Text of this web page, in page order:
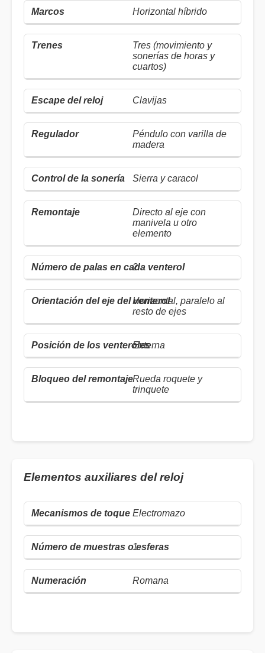
Horizontal híbrido
Tres (movimiento y
sonerías de horas y
cuartos)
Clavijas
Péndulo con varilla de
madera
Sierra y caracol
Directo al eje con
manivela u otro
elemento
2
Horizontal, paralelo al
resto de ejes
Externa
Rueda roquete y
trinquete
Elementos auxiliares del reloj
Electromazo
1
Romana